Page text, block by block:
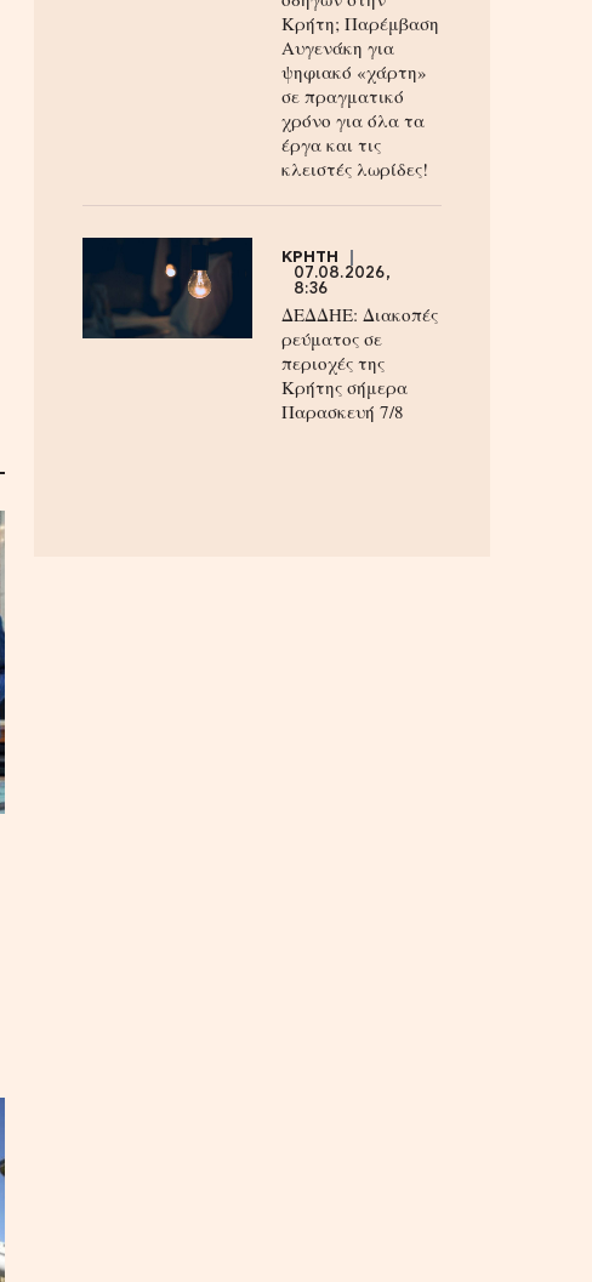
Κρήτη; Παρέμβαση
Αυγενάκη για
ψηφιακό «χάρτη»
σε πραγματικό
χρόνο για όλα τα
έργα και τις
κλειστές λωρίδες!
ΚΡΗΤΗ
07.08.2026,
8:36
ΔΕΔΔΗΕ: Διακοπές
ρεύματος σε
περιοχές της
Κρήτης σήμερα
Παρασκευή 7/8